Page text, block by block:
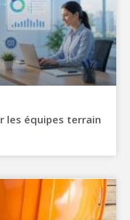
les équipes terrain